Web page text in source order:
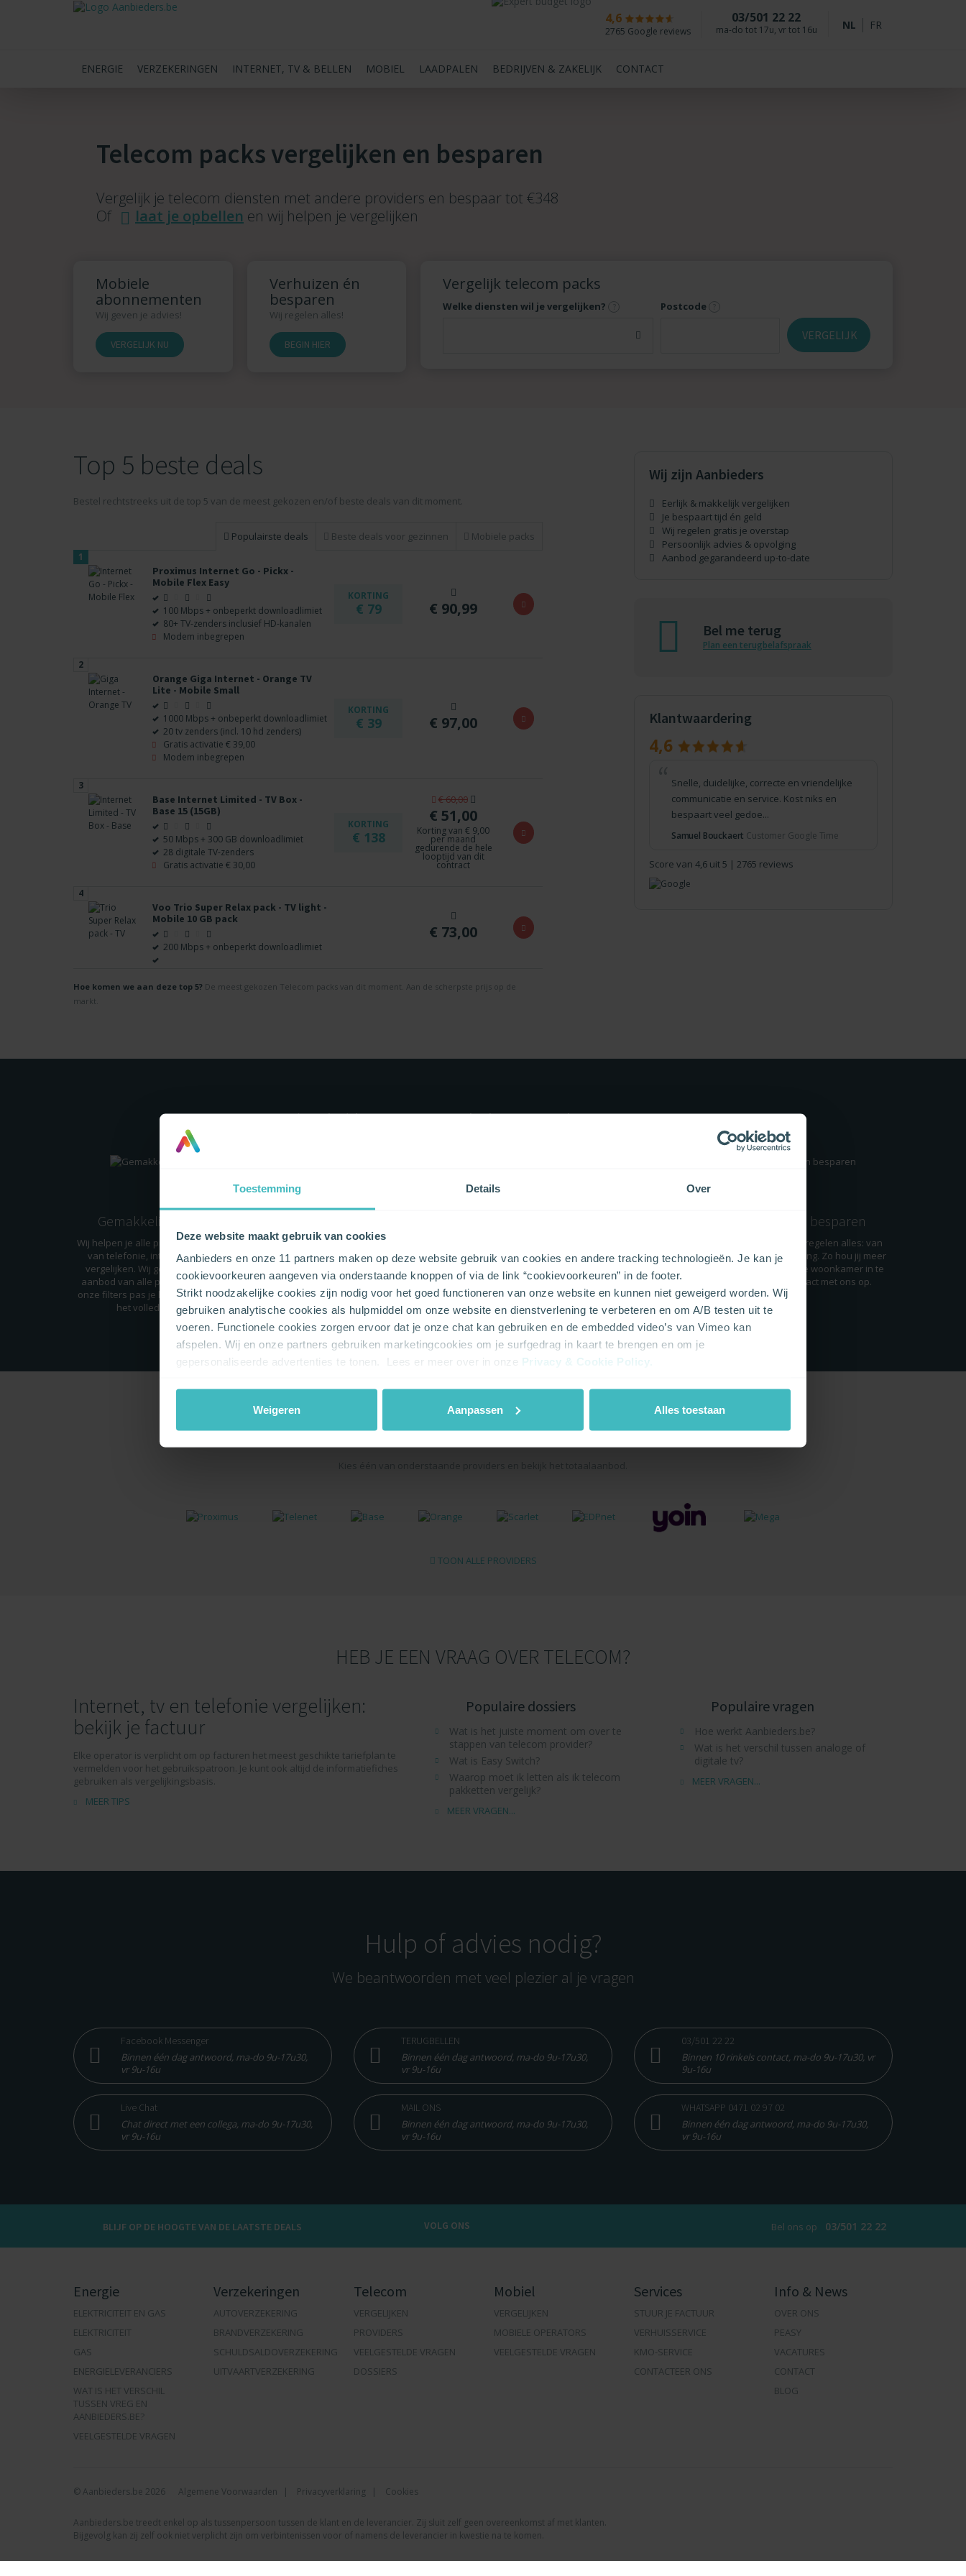
Toestemming Details Over
Deze website maakt gebruik van cookies
Aanbieders en onze 11 partners maken op deze website gebruik van cookies en andere tracking technologieën. Je kan je
cookievoorkeuren aangeven via onderstaande knoppen of via de link “cookievoorkeuren” in de footer.
Strikt noodzakelijke cookies zijn nodig voor het goed functioneren van onze website en kunnen niet geweigerd worden. Wij
gebruiken analytische cookies als hulpmiddel om onze website en dienstverlening te verbeteren en om A/B testen uit te
voeren. Functionele cookies zorgen ervoor dat je onze chat kan gebruiken en de embedded video’s van Vimeo kan
afspelen. Wij en onze partners gebruiken marketingcookies om je surfgedrag in kaart te brengen en om je
gepersonaliseerde advertenties te tonen. Lees er meer over in onze Privacy & Cookie Policy
Weigeren Aanpassen Alles toestaan
4,6
2765 Google reviews
03/501 22 22
ma-do tot 17u, vr tot 16u NL FR
ENERGIE VERZEKERINGEN INTERNET, TV & BELLEN MOBIEL LAADPALEN BEDRIJVEN & ZAKELIJK CONTACT
Telecom packs vergelijken en besparen
Vergelijk je telecom diensten met andere providers en bespaar tot €348
Of
laat je opbellen en wij helpen je vergelijken
Mobiele
abonnementen
Wij geven je advies!
VERGELIJK NU
Verhuizen én
besparen
Wij regelen alles!
BEGIN HIER
Vergelijk telecom packs
Welke diensten wil je vergelijken? Postcode
VERGELIJK
Top 5 beste deals
Bestel rechtstreeks uit de top 5 van de meest gekozen en/of beste deals van dit moment.
Populairste deals Beste deals voor gezinnen Mobiele packs
1
Proximus Internet Go - Pickx -
Mobile Flex Easy
100 Mbps + onbeperkt downloadlimiet
80+ TV-zenders inclusief HD-kanalen
Modem inbegrepen
KORTING
€ 79 € 90,99
2
Orange Giga Internet - Orange TV
Lite - Mobile Small
1000 Mbps + onbeperkt downloadlimiet
20 tv zenders (incl. 10 hd zenders)
Gratis activatie € 39,00
Modem inbegrepen
KORTING
€ 39 € 97,00
3
Base Internet Limited - TV Box -
Base 15 (15GB)
50 Mbps + 300 GB downloadlimiet
28 digitale TV-zenders
Gratis activatie € 30,00
KORTING
€ 138
€ 60,00
€ 51,00
Korting van € 9,00
per maand
gedurende de hele
looptijd van dit
contract
4
Voo Trio Super Relax pack - TV light -
Mobile 10 GB pack
200 Mbps + onbeperkt downloadlimiet
€ 73,00
Hoe komen we aan deze top 5? De meest gekozen Telecom packs van dit moment. Aan de scherpste prijs op de
markt.
Wij zijn Aanbieders
Eerlijk & makkelijk vergelijken
Je bespaart tijd én geld
Wij regelen gratis je overstap
Persoonlijk advies & opvolging
Aanbod gegarandeerd up-to-date
Bel me terug
Plan een terugbelafspraak
Klantwaardering
4,6
Snelle, duidelijke, correcte en vriendelijke
communicatie en service. Kost niks en
bespaart veel gedoe...
Samuel Bouckaert Customer Google Time
Score van 4,6 uit 5 | 2765 reviews
(Tele)kom vergelijken en besparen!
Gemakkelijk vergelijken
Wij helpen je alle providers op het gebied
van telefonie, internet en televisie te
vergelijken. Wij geven je een neutraal
aanbod van alle providers in België. Via
onze filters pas je het aanbod aan, zodat
het volledig bij jou past.
Wist je dat alles-in-één producten of
diensten vaak voordeliger zijn? En
bovendien extra gemakkelijk! Combineer,
vergelijk en bespaar!
laten je gratis overstappen! Heb je vragen?
Contacteer gerust onze klantendienst. Wij
kijken graag met je mee en helpen je op
weg om samen de juiste keuze te maken.
Verhuizen én besparen
Ga je verhuizen? Wij regelen alles: van
aanvraag tot aansluiting. Zo hou jij meer
tijd over om je nieuwe woonkamer in te
richten. Neem contact met ons op.
Vergelijk de deals van %%count%% providers
TOON ALLE PROVIDERS
HEB JE EEN VRAAG OVER TELECOM?
Internet, tv en telefonie vergelijken:
bekijk je factuur
Elke operator is verplicht om op facturen het meest geschikte tariefplan te
vermelden voor het gebruikspatroon. Je kunt ook altijd de informatiefiches
gebruiken als vergelijkingsbasis.
MEER TIPS
Populaire dossiers
Wat is het juiste moment om over te
stappen van telecom provider?
Wat is Easy Switch?
Waarop moet ik letten als ik telecom
pakketten vergelijk?
MEER VRAGEN...
Populaire vragen
Hoe werkt Aanbieders.be?
Wat is het verschil tussen analoge of
digitale tv?
MEER VRAGEN...
Hulp of advies nodig?
We beantwoorden met veel plezier al je vragen
Facebook Messenger
Binnen één dag antwoord, ma-do 9u-17u30,
vr 9u-16u
TERUGBELLEN
Binnen één dag antwoord, ma-do 9u-17u30,
vr 9u-16u
03/501 22 22
Binnen 10 rinkels contact, ma-do 9u-17u30, vr
9u-16u
Live Chat
Chat direct met een collega, ma-do 9u-17u30,
vr 9u-16u
MAIL ONS
Binnen één dag antwoord, ma-do 9u-17u30,
vr 9u-16u
WHATSAPP 0471 02 97 02
Binnen één dag antwoord, ma-do 9u-17u30,
vr 9u-16u
BLIJF OP DE HOOGTE VAN DE LAATSTE DEALS VOLG ONS Bel ons op 03/501 22 22
Energie
ELEKTRICITEIT EN GAS
ELEKTRICITEIT
GAS
ENERGIELEVERANCIERS
WAT IS HET VERSCHIL
TUSSEN VREG EN
AANBIEDERS.BE?
VEELGESTELDE VRAGEN
Verzekeringen
AUTOVERZEKERING
BRANDVERZEKERING
SCHULDSALDOVERZEKERING
UITVAARTVERZEKERING
Telecom
VERGELIJKEN
PROVIDERS
VEELGESTELDE VRAGEN
DOSSIERS
Mobiel
VERGELIJKEN
MOBIELE OPERATORS
VEELGESTELDE VRAGEN
Services
STUUR JE FACTUUR
VERHUISSERVICE
KMO-SERVICE
CONTACTEER ONS
Info & News
OVER ONS
PEASY
VACATURES
CONTACT
BLOG
© Aanbieders.be 2026 Algemene Voorwaarden Privacyverklaring Cookies
Aanbieders.be treedt enkel op als tussenpersoon tussen de klant en de leverancier. Zij sluit zelf geen overeenkomst af met klanten.
Bijgevolg kan zij zelf ook niet verplicht zijn om verbintenissen voor of namens de leverancier in kwestie na te komen.